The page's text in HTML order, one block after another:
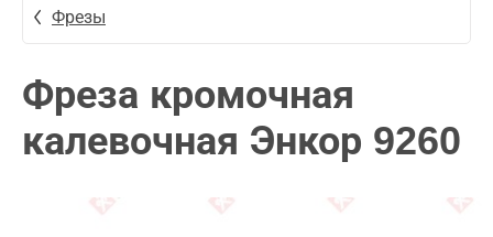
Фрезы
Фреза кромочная
калевочная Энкор 9260